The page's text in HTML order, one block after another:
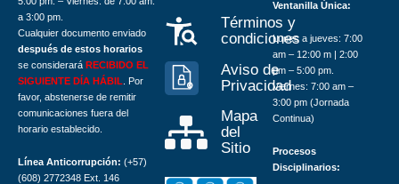
a 3:00 pm.
Cualquier documento enviado
después de estos horarios
se considerará RECIBIDO EL
SIGUIENTE DÍA HÁBIL . Por
favor, abstenerse de remitir
comunicaciones fuera del
horario establecido.
Línea Anticorrupción: (+57)
(608) 2772348 Ext. 146
Términos y
condiciones
Aviso de
Privacidad
Mapa
del
Sitio
Ventanilla Única:
Lunes a jueves: 7:00
am – 12:00 m | 2:00
pm – 5:00 pm.
Viernes: 7:00 am –
3:00 pm (Jornada
Continua)
Procesos
Disciplinarios: